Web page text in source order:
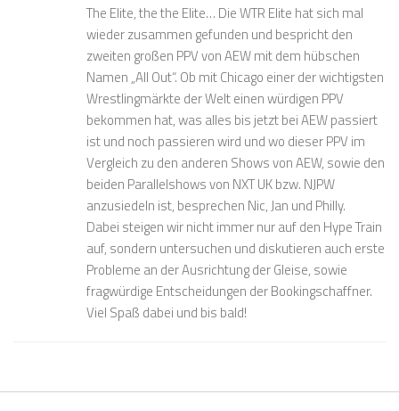
The Elite, the the Elite… Die WTR Elite hat sich mal
wieder zusammen gefunden und bespricht den
zweiten großen PPV von AEW mit dem hübschen
Namen „All Out“. Ob mit Chicago einer der wichtigsten
Wrestlingmärkte der Welt einen würdigen PPV
bekommen hat, was alles bis jetzt bei AEW passiert
ist und noch passieren wird und wo dieser PPV im
Vergleich zu den anderen Shows von AEW, sowie den
beiden Parallelshows von NXT UK bzw. NJPW
anzusiedeln ist, besprechen Nic, Jan und Philly.
Dabei steigen wir nicht immer nur auf den Hype Train
auf, sondern untersuchen und diskutieren auch erste
Probleme an der Ausrichtung der Gleise, sowie
fragwürdige Entscheidungen der Bookingschaffner.
Viel Spaß dabei und bis bald!